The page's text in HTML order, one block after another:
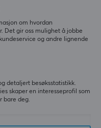
gamere
i dag på vårt
få gode tilbud og
ABONNER
om hvordan
Det gir oss mulighet å jobbe
og andre lignende
detaljert besøksstatistikk.
skaper en interesseprofil som
bare deg.